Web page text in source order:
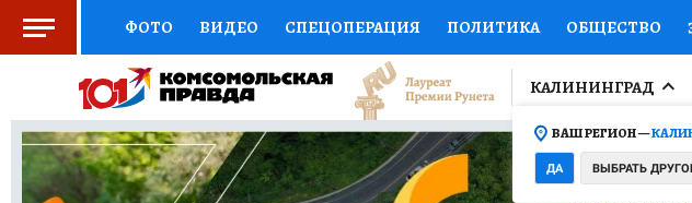
ФОТО ВИДЕО СПЕЦОПЕРАЦИЯ ПОЛИТИКА ОБЩЕСТВО
СОЦПОДДЕРЖКА НАУКА СПОРТ КОЛУМНИСТЫ
ВЫБОР ЭКСПЕРТОВ ДОКТОР ФИНАНСЫ ОТКРЫВАЕМ МИР
КНИЖНАЯ ПОЛКА ПРОГНОЗЫ НА СПОРТ ПРОМОКОДЫ
КАЛИНИНГРАД
ВАШ РЕГИОН —
ДА ВЫБРАТЬ